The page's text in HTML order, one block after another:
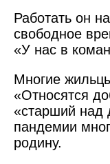
Работать он
свободное
«У нас в
Многие
«Относятся
«старший над
пандемии
родину.